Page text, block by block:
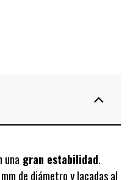
una gran estabilidad.
de diámetro y lacadas al